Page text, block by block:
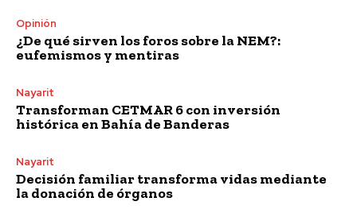
Opinión
¿De qué sirven los foros sobre la NEM?:
eufemismos y mentiras
Nayarit
Transforman CETMAR 6 con inversión
histórica en Bahía de Banderas
Nayarit
Decisión familiar transforma vidas mediante
la donación de órganos